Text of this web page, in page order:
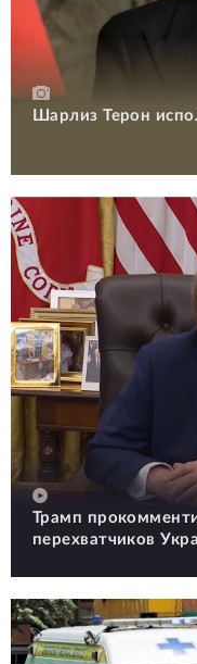
Шарлиз Терон
Трамп
перехватчиков